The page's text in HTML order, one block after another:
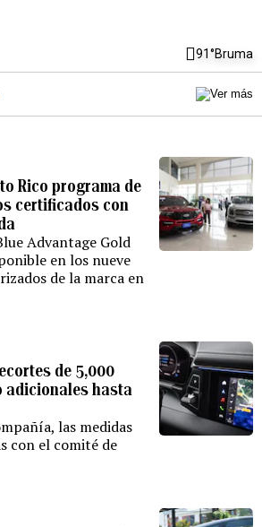
91°Bruma
Rico programa de
certificados con
Advantage Gold
en los nueve
de la marca en
de 5,000
adicionales hasta
las medidas
con el comité de